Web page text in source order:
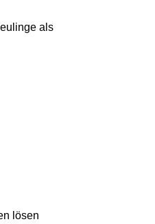
als
lösen